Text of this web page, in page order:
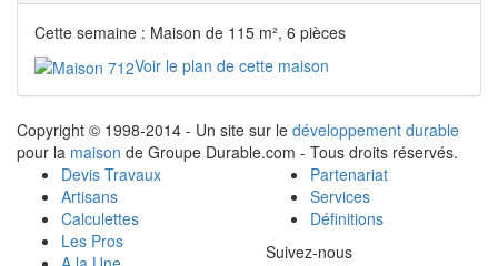
Cette semaine : Maison de 115 m², 6 pièces
Voir le plan de cette maison
Copyright © 1998-2014 - Un site sur le développement durable
pour la maison de Groupe Durable.com - Tous droits réservés.
Devis Travaux
Artisans
Calculettes
Les Pros
Partenariat
Services
Définitions
Suivez-nous